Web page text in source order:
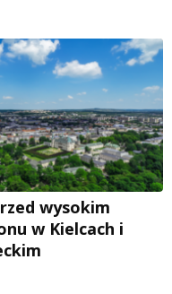
wysokim
w Kielcach i